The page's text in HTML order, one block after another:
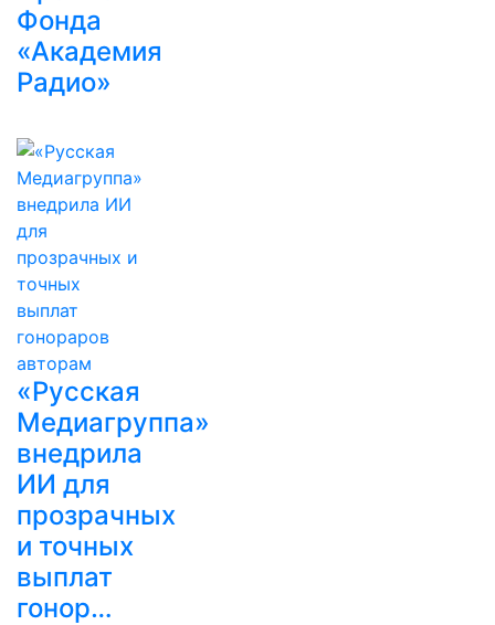
Фонда
«Академия
Радио»
«Русская
Медиагруппа»
внедрила
ИИ для
прозрачных
и точных
выплат
гонор…